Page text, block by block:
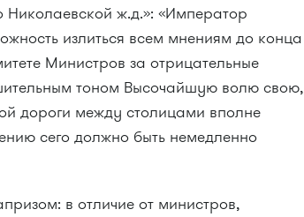
Николаевской ж.д.»: «Император
излиться всем мнениям до конца
Министров за отрицательные
тоном Высочайшую волю свою,
дороги между столицами вполне
сего должно быть немедленно
в отличие от министров,